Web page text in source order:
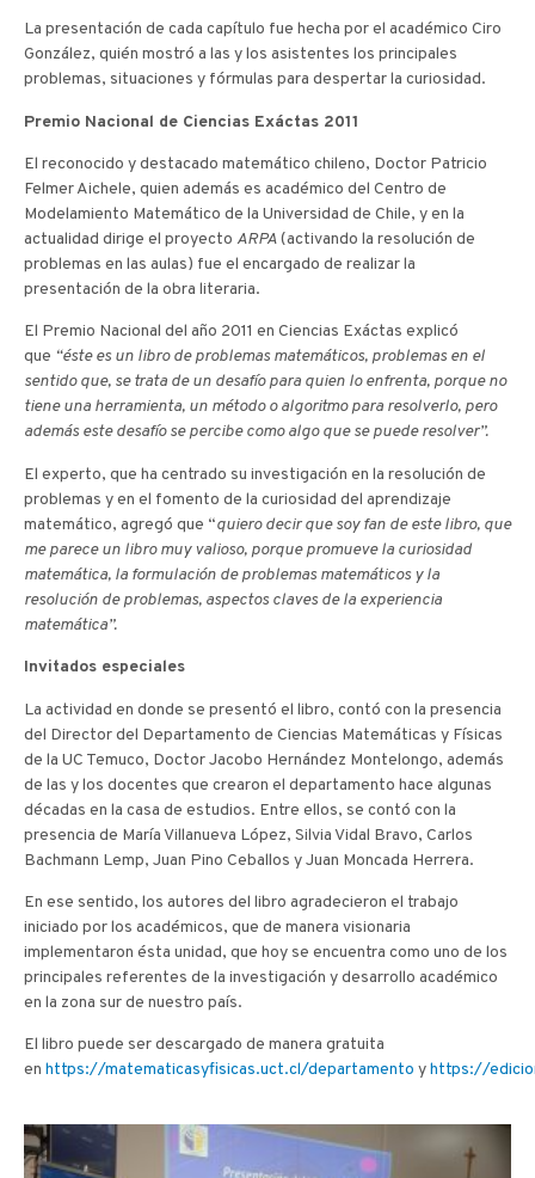
La presentación de cada capítulo fue hecha por el académico Ciro
González, quién mostró a las y los asistentes los principales
problemas, situaciones y fórmulas para despertar la curiosidad.
Premio Nacional de Ciencias Exáctas 2011
El reconocido y destacado matemático chileno, Doctor Patricio
Felmer Aichele, quien además es académico del Centro de
Modelamiento Matemático de la Universidad de Chile, y en la
actualidad dirige el proyecto ARPA(activando la resolución de
problemas en las aulas) fue el encargado de realizar la
presentación de la obra literaria.
El Premio Nacional del año 2011 en Ciencias Exáctas explicó
que “éste es un libro de problemas matemáticos, problemas en el
sentido que, se trata de un desafío para quien lo enfrenta, porque no
tiene una herramienta, un método o algoritmo para resolverlo, pero
además este desafío se percibe como algo que se puede resolver”.
El experto, que ha centrado su investigación en la resolución de
problemas y en el fomento de la curiosidad del aprendizaje
matemático, agregó que “quiero decir que soy fan de este libro, que
me parece un libro muy valioso, porque promueve la curiosidad
matemática, la formulación de problemas matemáticos y la
resolución de problemas, aspectos claves de la experiencia
matemática”.
Invitados especiales
La actividad en donde se presentó el libro, contó con la presencia
del Director del Departamento de Ciencias Matemáticas y Físicas
de la UC Temuco, Doctor Jacobo Hernández Montelongo, además
de las y los docentes que crearon el departamento hace algunas
décadas en la casa de estudios. Entre ellos, se contó con la
presencia de María Villanueva López, Silvia Vidal Bravo, Carlos
Bachmann Lemp, Juan Pino Ceballos y Juan Moncada Herrera.
En ese sentido, los autores del libro agradecieron el trabajo
iniciado por los académicos, que de manera visionaria
implementaron ésta unidad, que hoy se encuentra como uno de los
principales referentes de la investigación y desarrollo académico
en la zona sur de nuestro país.
El libro puede ser descargado de manera gratuita
en https://matematicasyfisicas.uct.cl/departamento yhttps://